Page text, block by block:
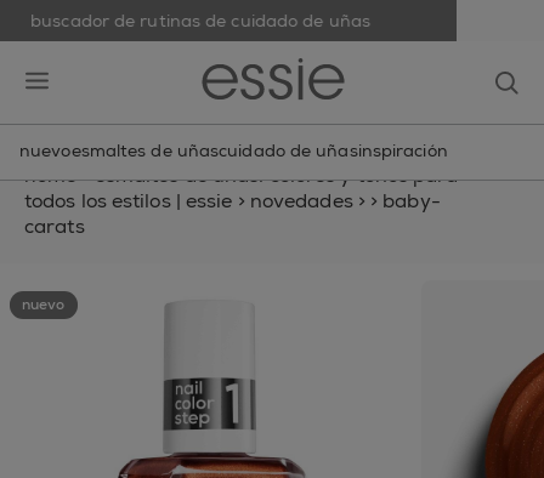
buscador de rutinas de cuidado de uñas
nuevoesmaltes de uñascuidado de uñasinspiración
home>esmaltes de uñas: colores y tonos para
todos los estilos | essie > novedades > > baby-
carats
nuevo